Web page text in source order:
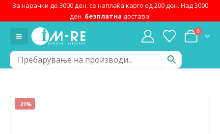
За нарачки до 3000 ден. се наплаќа карго од 200 ден. Над 3000
ден. безплатна достава!
0
-21%